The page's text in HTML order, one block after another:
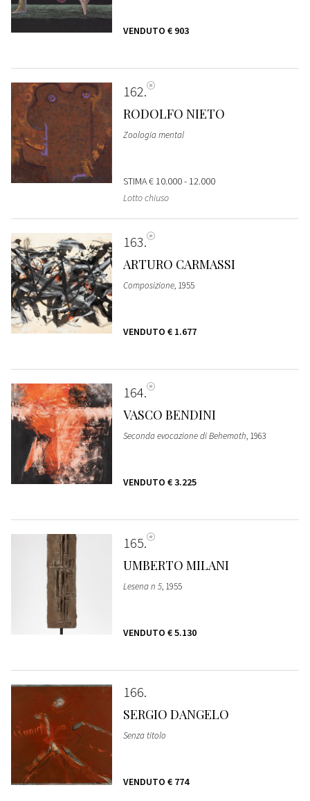
VENDUTO € 903
162
RODOLFO NIETO
Zoologia mental
STIMA€ 10.000 - 12.000
Lotto chiuso
163
ARTURO CARMASSI
Composizione, 1955
VENDUTO € 1.677
164
VASCO BENDINI
Seconda evocazione di Behemoth, 1963
VENDUTO € 3.225
165
UMBERTO MILANI
Lesena n 5, 1955
VENDUTO € 5.130
166
SERGIO DANGELO
Senza titolo
VENDUTO € 774